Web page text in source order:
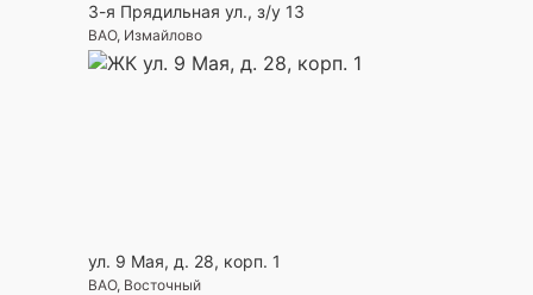
3-я Прядильная ул., з/у 13
ВАО, Измайлово
ул. 9 Мая, д. 28, корп. 1
ВАО, Восточный